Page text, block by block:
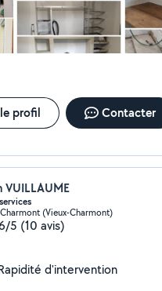
profil Contacter
VUILLAUME
(Vieux-Charmont)
5 (10 avis)
services. Rapidité d'intervention